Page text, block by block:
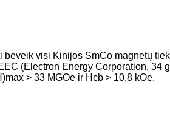
visi Kinijos SmCo magnetų
(Electron Energy Corporation, 34
> 33 MGOe ir Hcb > 10,8 kOe.